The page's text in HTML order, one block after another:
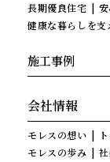
長期優良住宅
健康な暮らしを支
施工事例
会社情報
モレスの想い
モレスの歩み